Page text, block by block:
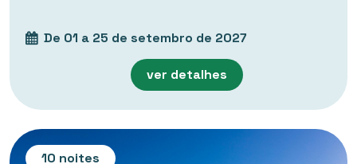
De 01 a 25 de setembro de 2027
ver detalhes
10 noites